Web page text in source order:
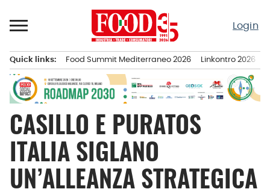
al
Login
principale
Quick links: Food Summit Mediterraneo 2026 Linkontro 2026
CASILLO E PURATOS
ITALIA SIGLANO
UN’ALLEANZA STRATEGICA